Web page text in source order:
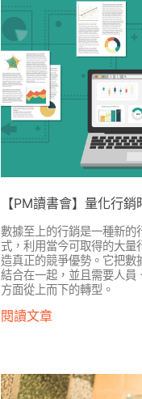
【PM讀書會】量化行銷
數據至上的行銷是一種新的
式，利用當今可取得的大量
造真正的競爭優勢。它把數
結合在一起，並且需要人員
方面從上而下的轉型。
閱讀文章